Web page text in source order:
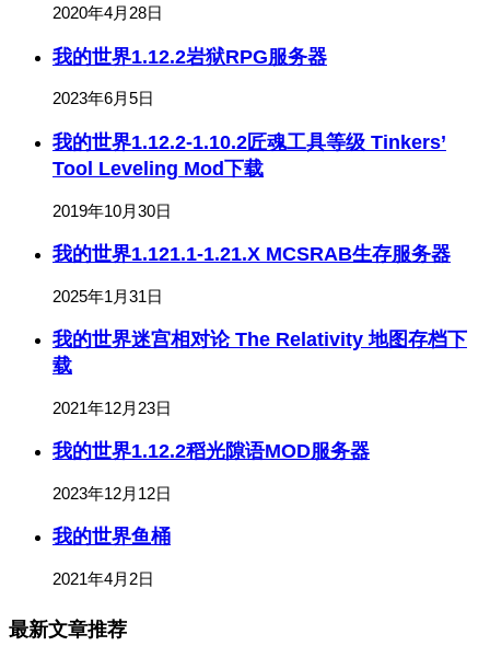
2020年4月28日
我的世界1.12.2岩狱RPG服务器
2023年6月5日
我的世界1.12.2-1.10.2匠魂工具等级 Tinkers’
Tool Leveling Mod下载
2019年10月30日
我的世界1.121.1-1.21.X MCSRAB生存服务器
2025年1月31日
我的世界迷宫相对论 The Relativity 地图存档下
载
2021年12月23日
我的世界1.12.2稻光隙语MOD服务器
2023年12月12日
我的世界鱼桶
2021年4月2日
最新文章推荐